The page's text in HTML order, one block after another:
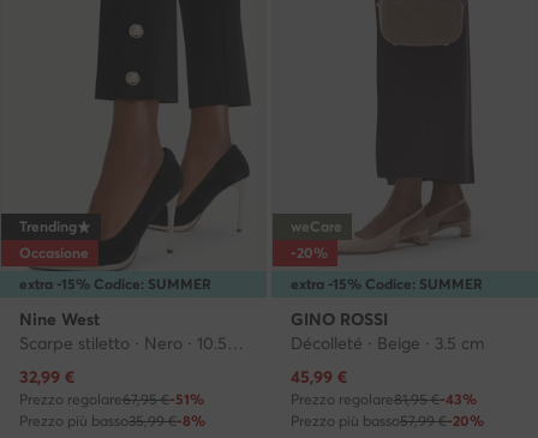
extra -15% Codice: SUMMER
Trending
Occasione
Nine West
Scarpe stiletto · Nero · 10.5 cm
Prezzo attuale
32,99 €
Prezzo regolare67,95 €-51%
Prezzo più basso35,99 €-8%
extra -15% Codice: SUMMER
weCare
-20%
GINO ROSSI
Décolleté · Beige · 3.5 cm
Prezzo attuale
45,99 €
Prezzo regolare81,95 €-43%
Prezzo più basso57,99 €-20%